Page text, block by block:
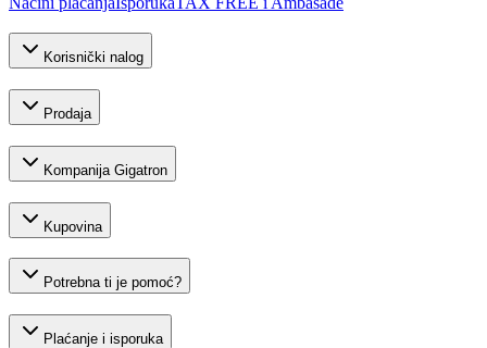
Korisnički nalog
Prodaja
Kompanija Gigatron
Kupovina
Potrebna ti je pomoć?
Plaćanje i isporuka